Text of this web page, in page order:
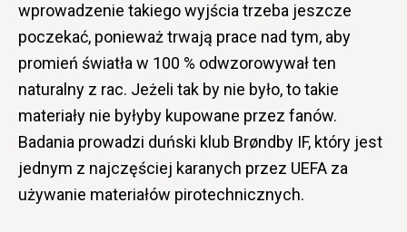
wprowadzenie takiego wyjścia trzeba jeszcze
poczekać, ponieważ trwają prace nad tym, aby
promień światła w 100 % odwzorowywał ten
naturalny z rac. Jeżeli tak by nie było, to takie
materiały nie byłyby kupowane przez fanów.
Badania prowadzi duński klub Brøndby IF, który jest
jednym z najczęściej karanych przez UEFA za
używanie materiałów pirotechnicznych.